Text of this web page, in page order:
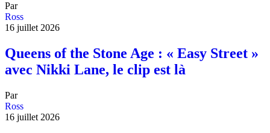
Par
Ross
16 juillet 2026
Queens of the Stone Age : « Easy Street »
avec Nikki Lane, le clip est là
Par
Ross
16 juillet 2026